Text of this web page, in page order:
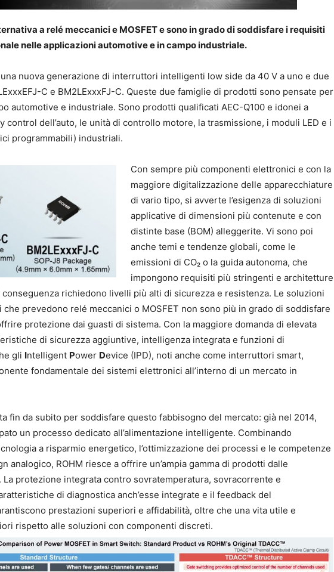
a relé meccanici e MOSFET e sono in grado di soddisfare i requisiti
nelle applicazioni automotive e in campo industriale.
nuova generazione di interruttori intelligenti low side da 40 V a uno e due
C e BM2LExxxFJ-C. Queste due famiglie di prodotti sono pensate per
automotive e industriale. Sono prodotti qualificati AEC-Q100 e idonei a
control dell’auto, le unità di controllo motore, la trasmissione, i moduli LED e i
programmabili) industriali.
Con sempre più componenti elettronici e con la
maggiore digitalizzazione delle apparecchiature
di vario tipo, si avverte l’esigenza di soluzioni
applicative di dimensioni più contenute e con
distinte base (BOM) alleggerite. Vi sono poi
anche temi e tendenze globali, come le
emissioni di CO₂ o la guida autonoma, che
impongono requisiti più stringenti e architetture
richiedono livelli più alti di sicurezza e resistenza. Le soluzioni
prevedono relé meccanici o MOSFET non sono più in grado di soddisfare
protezione dai guasti di sistema. Con la maggiore domanda di elevata
di sicurezza aggiuntive, intelligenza integrata e funzioni di
gli Intelligent Power Device (IPD), noti anche come interruttori smart,
fondamentale dei sistemi elettronici all’interno di un mercato in
fin da subito per soddisfare questo fabbisogno del mercato: già nel 2014,
un processo dedicato all’alimentazione intelligente. Combinando
a risparmio energetico, l’ottimizzazione dei processi e le competenze
analogico, ROHM riesce a offrire un’ampia gamma di prodotti dalle
La protezione integrata contro sovratemperatura, sovracorrente e
di diagnostica anch’esse integrate e il feedback del
prestazioni superiori e affidabilità, oltre che una vita utile e
rispetto alle soluzioni con componenti discreti.